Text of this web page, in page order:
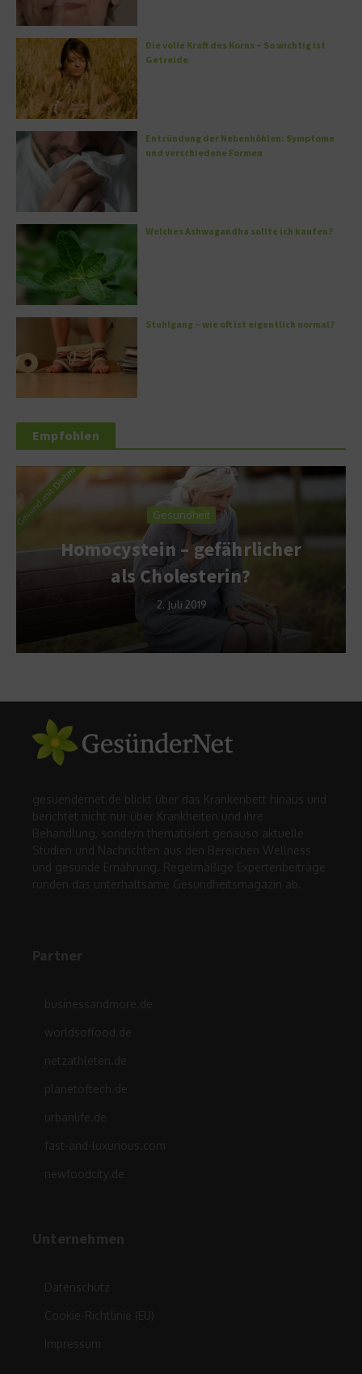
Die volle Kraft des Korns – So wichtig ist
Getreide
Entzündung der Nebenhöhlen: Symptome
und verschiedene Formen
Welches Ashwagandha sollte ich kaufen?
Stuhlgang – wie oft ist eigentlich normal?
Empfohlen
Gesundheit
Homocystein – gefährlicher
als Cholesterin?
2. Juli 2019
gesuendernet.de blickt über das Krankenbett hinaus und
berichtet nicht nur über Krankheiten und ihre
Behandlung, sondern thematisiert genauso aktuelle
Studien und Nachrichten aus den Bereichen Wellness
und gesunde Ernährung. Regelmäßige Expertenbeiträge
runden das unterhaltsame Gesundheitsmagazin ab.
Partner
businessandmore.de
worldsoffood.de
netzathleten.de
planetoftech.de
urbanlife.de
fast-and-luxurious.com
newfoodcity.de
Unternehmen
Datenschutz
Cookie-Richtlinie (EU)
Impressum